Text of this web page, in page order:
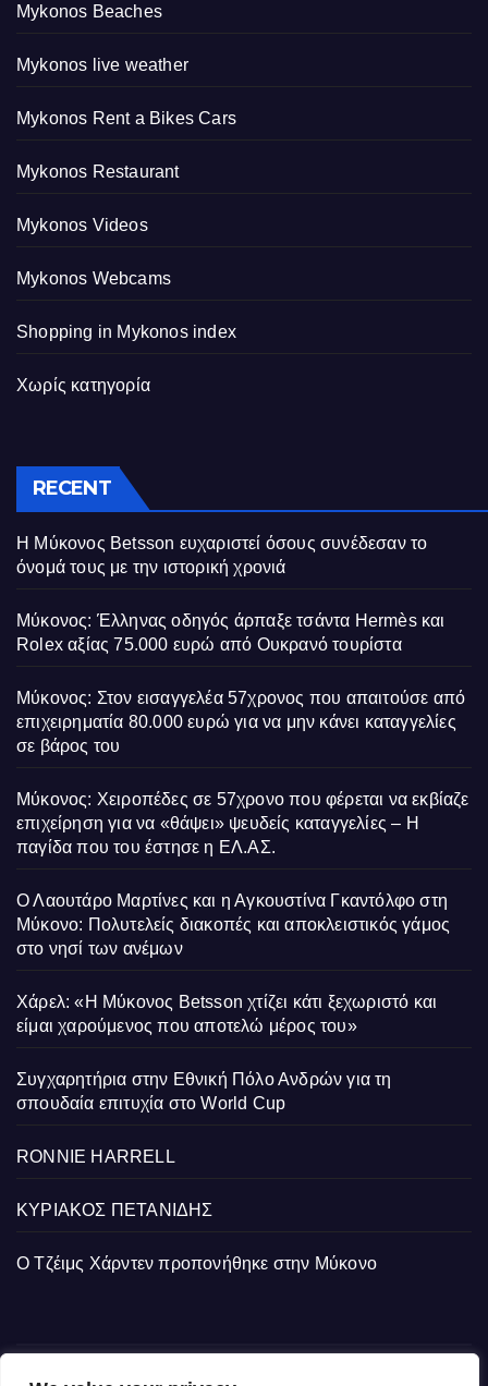
Mykonos Beaches
Mykonos live weather
Mykonos Rent a Bikes Cars
Mykonos Restaurant
Mykonos Videos
Mykonos Webcams
Shopping in Mykonos index
Χωρίς κατηγορία
RECENT
Η Μύκονος Betsson ευχαριστεί όσους συνέδεσαν το
όνομά τους με την ιστορική χρονιά
Μύκονος: Έλληνας οδηγός άρπαξε τσάντα Hermès και
Rolex αξίας 75.000 ευρώ από Ουκρανό τουρίστα
Μύκονος: Στον εισαγγελέα 57χρονος που απαιτούσε από
επιχειρηματία 80.000 ευρώ για να μην κάνει καταγγελίες
σε βάρος του
Μύκονος: Χειροπέδες σε 57χρονο που φέρεται να εκβίαζε
επιχείρηση για να «θάψει» ψευδείς καταγγελίες – Η
παγίδα που του έστησε η ΕΛ.ΑΣ.
Ο Λαουτάρο Μαρτίνες και η Αγκουστίνα Γκαντόλφο στη
Μύκονο: Πολυτελείς διακοπές και αποκλειστικός γάμος
στο νησί των ανέμων
Χάρελ: «Η Μύκονος Betsson χτίζει κάτι ξεχωριστό και
είμαι χαρούμενος που αποτελώ μέρος του»
Συγχαρητήρια στην Εθνική Πόλο Ανδρών για τη
σπουδαία επιτυχία στο World Cup
RONNIE HARRELL
ΚΥΡΙΑΚΟΣ ΠΕΤΑΝΙΔΗΣ
Ο Τζέιμς Χάρντεν προπονήθηκε στην Μύκονο